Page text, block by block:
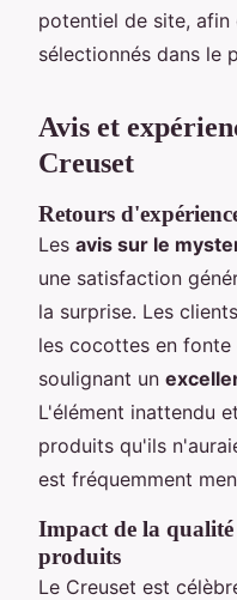
potentiel de site,
sélectionnés dans le
Avis et
Creuset
Retours
Les avis sur le
une satisfaction
la surprise. Les
les cocottes en fonte
soulignant un
L'élément inattendu
produits qu'ils
est fréquemment
Impact de la
produits
Le Creuset est